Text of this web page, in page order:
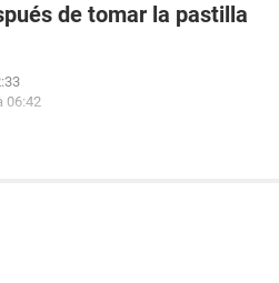
de tomar la pastilla
06:42